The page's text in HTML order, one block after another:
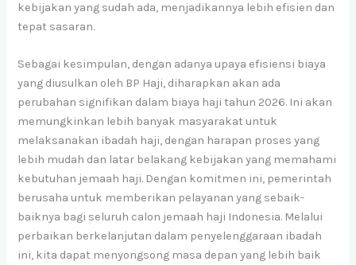
kebijakan yang sudah ada, menjadikannya lebih efisien dan
tepat sasaran.
Sebagai kesimpulan, dengan adanya upaya efisiensi biaya
yang diusulkan oleh BP Haji, diharapkan akan ada
perubahan signifikan dalam biaya haji tahun 2026. Ini akan
memungkinkan lebih banyak masyarakat untuk
melaksanakan ibadah haji, dengan harapan proses yang
lebih mudah dan latar belakang kebijakan yang memahami
kebutuhan jemaah haji. Dengan komitmen ini, pemerintah
berusaha untuk memberikan pelayanan yang sebaik-
baiknya bagi seluruh calon jemaah haji Indonesia. Melalui
perbaikan berkelanjutan dalam penyelenggaraan ibadah
ini, kita dapat menyongsong masa depan yang lebih baik